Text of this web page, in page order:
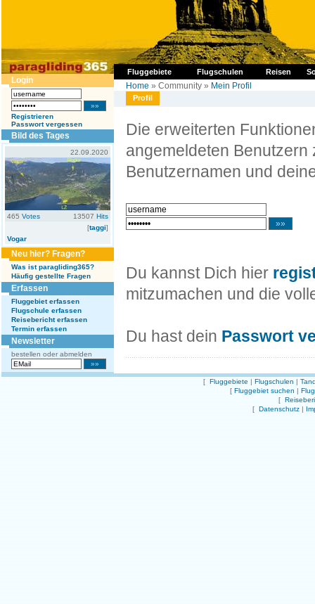
Fluggebiete Flugschulen Reisen
Login
Registrieren
Passwort vergessen
Bild des Tages
22.09.2020
465 Votes 13507 Hits
[taggi]
Vogar
Neu hier? Fragen?
Was ist paragliding365?
Häufig gestellte Fragen
Erfassen
Fluggebiet erfassen
Flugschule erfassen
Reisebericht erfassen
Termin erfassen
Newsletter
bestellen oder abmelden
Home » Community » Mein Profil
Profil
Die erweiterten
angemeldeten Benutzern
Benutzernamen und
Du kannst Dich hier
mitzumachen und die
Du hast dein Passwort
[ Fluggebiete | Flugschulen |
[ Fluggebiet suchen |
[
[ Datenschutz |